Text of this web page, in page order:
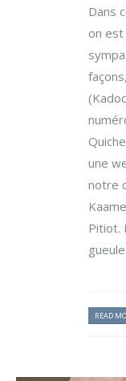
Dans
on est
une
notre
Pitiot.
READ